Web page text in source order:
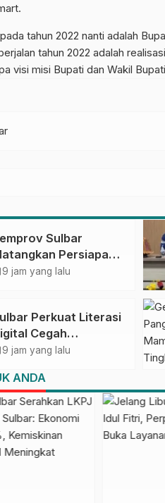
tahun 2022 nanti adalah
tahun 2022 adalah
visi misi Bupati dan Wakil
Sulbar
Persiapan
Ke-81 RI, Puncak
9 jam yang lalu
Perkuat Literasi
Cegah
Love
9 jam yang lalu
ANDA